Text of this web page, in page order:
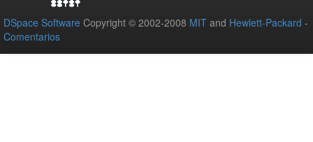
DSpace Software Copyright © 2002-2008 MIT and Hewlett-Packard -
Comentarios